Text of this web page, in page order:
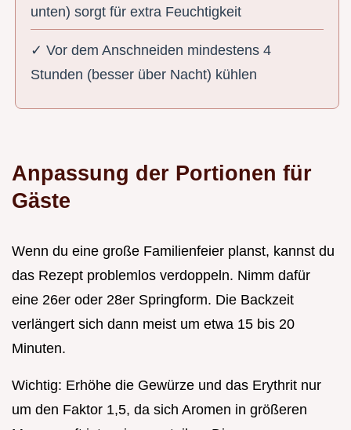
unten) sorgt für extra Feuchtigkeit
✓ Vor dem Anschneiden mindestens 4
Stunden (besser über Nacht) kühlen
Anpassung der Portionen für
Gäste
Wenn du eine große Familienfeier planst, kannst du
das Rezept problemlos verdoppeln. Nimm dafür
eine 26er oder 28er Springform. Die Backzeit
verlängert sich dann meist um etwa 15 bis 20
Minuten.
Wichtig: Erhöhe die Gewürze und das Erythrit nur
um den Faktor 1,5, da sich Aromen in größeren